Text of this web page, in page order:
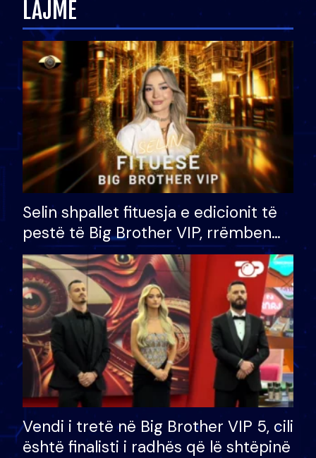
LAJME
Selin shpallet fituesja e edicionit të
pestë të Big Brother VIP, rrëmben
çmimin e madh prej 100 mijë eurosh
Vendi i tretë në Big Brother VIP 5, cili
është finalisti i radhës që lë shtëpinë